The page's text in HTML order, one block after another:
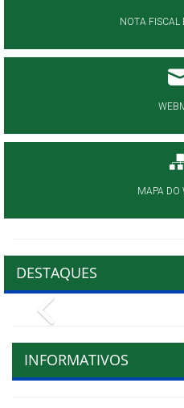
NOTA FISCAL
MAPA DO
DESTAQUES
INFORMATIVOS